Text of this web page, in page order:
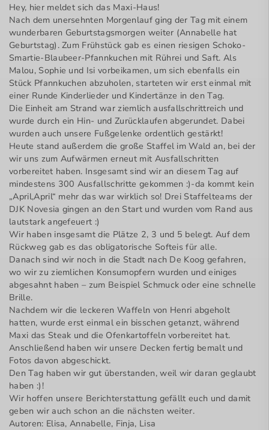
Hey, hier meldet sich das Maxi-Haus!
Nach dem unersehnten Morgenlauf ging der Tag mit einem
wunderbaren Geburtstagsmorgen weiter (Annabelle hat
Geburtstag). Zum Frühstück gab es einen riesigen Schoko-
Smartie-Blaubeer-Pfannkuchen mit Rührei und Saft. Als
Malou, Sophie und Isi vorbeikamen, um sich ebenfalls ein
Stück Pfannkuchen abzuholen, starteten wir erst einmal mit
einer Runde Kinderlieder und Kindertänze in den Tag.
Die Einheit am Strand war ziemlich ausfallschrittreich und
wurde durch ein Hin- und Zurücklaufen abgerundet. Dabei
wurden auch unsere Fußgelenke ordentlich gestärkt!
Heute stand außerdem die große Staffel im Wald an, bei der
wir uns zum Aufwärmen erneut mit Ausfallschritten
vorbereitet haben. Insgesamt sind wir an diesem Tag auf
mindestens 300 Ausfallschritte gekommen :)-da kommt kein
„April,April“ mehr das war wirklich so! Drei Staffelteams der
DJK Novesia gingen an den Start und wurden vom Rand aus
lautstark angefeuert :)
Wir haben insgesamt die Plätze 2, 3 und 5 belegt. Auf dem
Rückweg gab es das obligatorische Softeis für alle.
Danach sind wir noch in die Stadt nach De Koog gefahren,
wo wir zu ziemlichen Konsumopfern wurden und einiges
abgesahnt haben – zum Beispiel Schmuck oder eine schnelle
Brille.
Nachdem wir die leckeren Waffeln von Henri abgeholt
hatten, wurde erst einmal ein bisschen getanzt, während
Maxi das Steak und die Ofenkartoffeln vorbereitet hat.
Anschließend haben wir unsere Decken fertig bemalt und
Fotos davon abgeschickt.
Den Tag haben wir gut überstanden, weil wir daran geglaubt
haben :)!
Wir hoffen unsere Berichterstattung gefällt euch und damit
geben wir auch schon an die nächsten weiter.
Autoren: Elisa, Annabelle, Finja, Lisa